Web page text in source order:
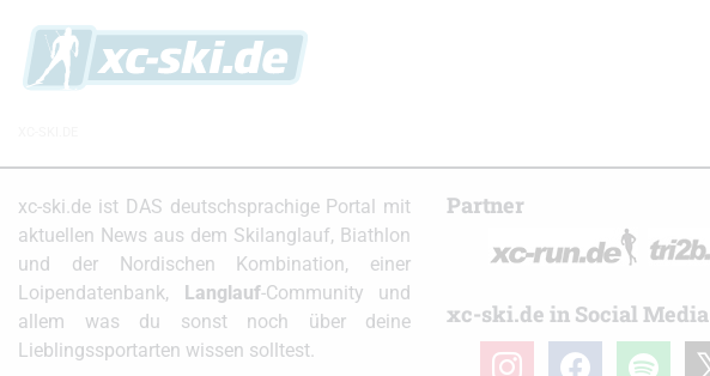
xc-ski.de ist DAS deutschsprachige Portal mit
aktuellen News aus dem Skilanglauf, Biathlon
und der Nordischen Kombination, einer
Loipendatenbank, Langlauf-Community und
allem was du sonst noch über deine
Lieblingssportarten wissen solltest.
Partner
xc-ski.de in Social Media
instagramfacebook spotify